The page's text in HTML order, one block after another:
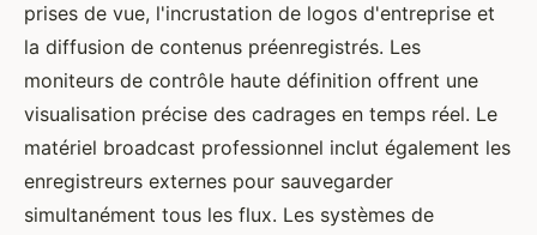
prises de vue, l'incrustation de logos d'entreprise et
la diffusion de contenus préenregistrés. Les
moniteurs de contrôle haute définition offrent une
visualisation précise des cadrages en temps réel. Le
matériel broadcast professionnel inclut également les
enregistreurs externes pour sauvegarder
simultanément tous les flux. Les systèmes de